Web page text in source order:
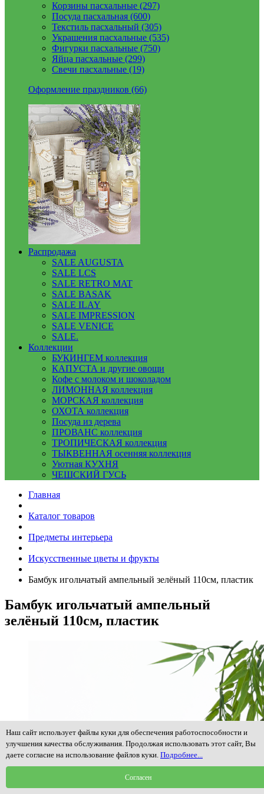
Корзины пасхальные (297)
Посуда пасхальная (600)
Текстиль пасхальный (305)
Украшения пасхальные (535)
Фигурки пасхальные (750)
Яйца пасхальные (299)
Свечи пасхальные (19)
Оформление праздников (66)
Распродажа
SALE AUGUSTA
SALE LCS
SALE RETRO MAT
SALE BASAK
SALE ILAY
SALE IMPRESSION
SALE VENICE
SALE.
Коллекции
БУКИНГЕМ коллекция
КАПУСТА и другие овощи
Кофе с молоком и шоколадом
ЛИМОННАЯ коллекция
МОРСКАЯ коллекция
ОХОТА коллекция
Посуда из дерева
ПРОВАНС коллекция
ТРОПИЧЕСКАЯ коллекция
ТЫКВЕННАЯ осенняя коллекция
Уютная КУХНЯ
ЧЕШСКИЙ ГУСЬ
Главная
Каталог товаров
Предметы интерьера
Искусственные цветы и фрукты
Бамбук игольчатый ампельный зелёный 110см, пластик
Бамбук игольчатый ампельный
зелёный 110см, пластик
Наш сайт использует файлы куки для обеспечения работоспособности и
улучшения качества обслуживания. Продолжая использовать этот сайт, Вы
даете согласие на использование файлов куки. Подробнее...
Согласен